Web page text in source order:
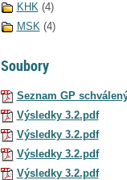
KHK (4)
MSK (4)
Soubory
Seznam GP
Výsledky 3.2.pdf
Výsledky 3.2.pdf
Výsledky 3.2.pdf
Výsledky 3.2.pdf